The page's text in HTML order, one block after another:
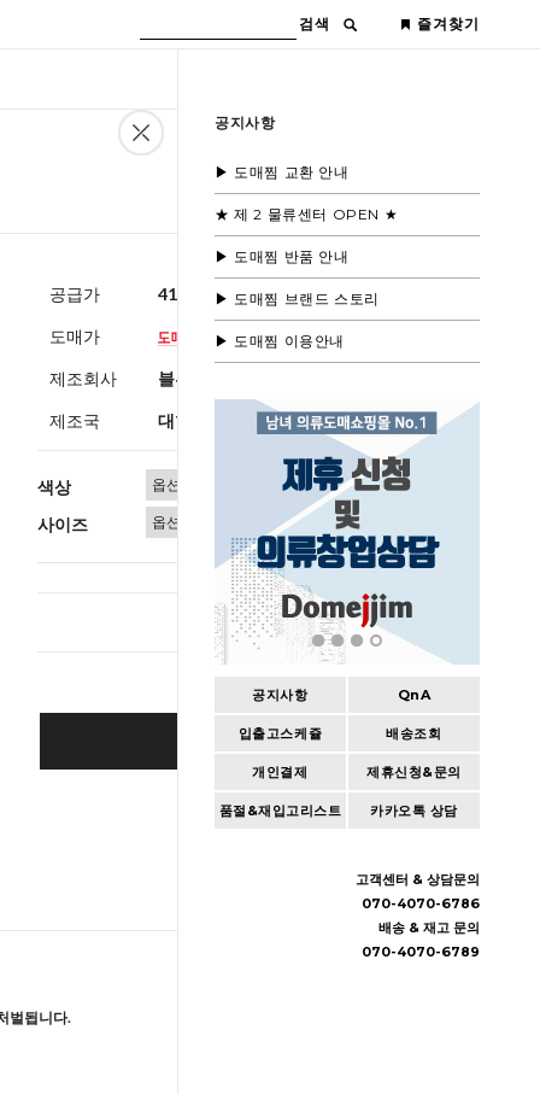
검색 즐겨찾기
공지사항
▶ 도매찜 교환 안내
★ 제 2 물류센터 OPEN ★
▶ 도매찜 반품 안내
▶ 도매찜 브랜드 스토리
▶ 도매찜 이용안내
공지사항 QnA
입출고스케쥴 배송조회
개인결제 제휴신청&문의
품절&재입고리스트 카카오톡 상담
고객센터 & 상담문의
070-4070-6786
배송 & 재고 문의
070-4070-6789
공급가 41,600원(부가세별도)
도매가
제조회사 블루모드
제조국 대한민국
색상
사이즈
BUY IT NOW
Cart Wishlist
벌됩니다.